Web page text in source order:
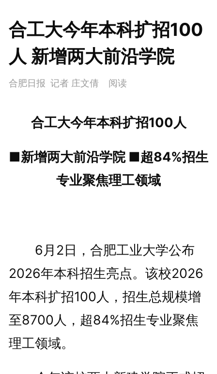
合工大今年本科扩招100
人 新增两大前沿学院
合肥日报 记者 庄文倩 阅读
合工大今年本科扩招100人
■新增两大前沿学院 ■超84%招生
专业聚焦理工领域
6月2日，合肥工业大学公布
2026年本科招生亮点。该校2026
年本科扩招100人，招生总规模增
至8700人，超84%招生专业聚焦
理工领域。